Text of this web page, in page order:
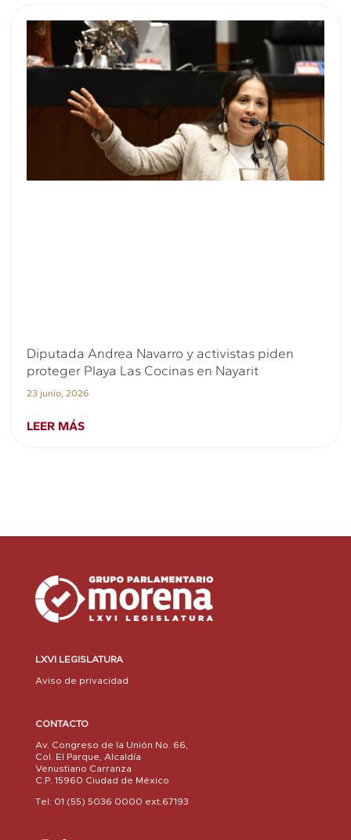
Diputada Andrea Navarro y activistas piden
proteger Playa Las Cocinas en Nayarit
23 junio, 2026
LEER MÁS
LXVI LEGISLATURA
Aviso de privacidad
CONTACTO
Av. Congreso de la Unión No. 66,
Col. El Parque, Alcaldía
Venustiano Carranza
C.P. 15960 Ciudad de México
Tel: 01 (55) 5036 0000 ext.67193